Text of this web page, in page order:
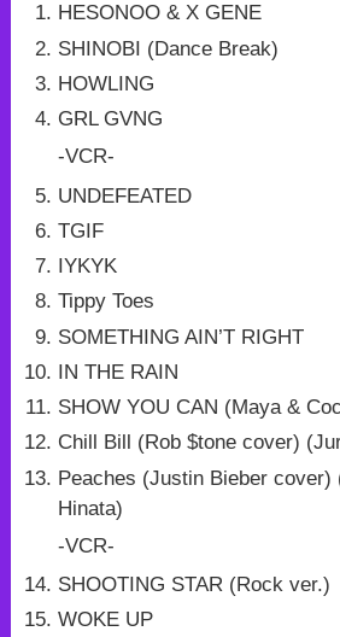
HESONOO & X GENE
SHINOBI (Dance Break)
HOWLING
GRL GVNG
-VCR-
UNDEFEATED
TGIF
IYKYK
Tippy Toes
SOMETHING AIN’T RIGHT
IN THE RAIN
SHOW YOU CAN (Maya &
Chill Bill (Rob $tone cover)
Peaches (Justin Bieber cover)
Hinata)
-VCR-
SHOOTING STAR (Rock ver.)
WOKE UP